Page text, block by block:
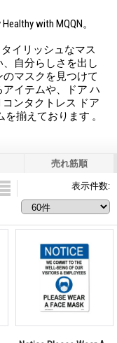
with MQQN。
タイリッシュなマス
自分らしさを出し
マスクを見つけて
イテムや、ドア ハ
コンタクトレス ドア
揃えております 。
売れ筋順
表示件数: